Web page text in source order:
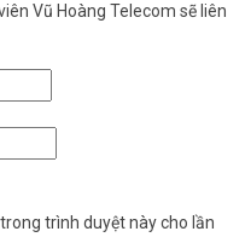
360 độchính hãng mới nhất!
hiện chuyển động của máy
kích hoạt khi phát hiện
bảo truyền video ổn định,
Vũ Hoàng Telecom sẽ liên
trình duyệt này cho lần